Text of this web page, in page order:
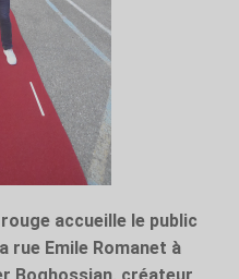
accueille le public
rue Emile Romanet à